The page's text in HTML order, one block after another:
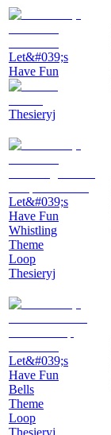
Let&#039;s
Have Fun
Thesieryj
Let&#039;s
Have Fun
Whistling
Theme
Loop
Thesieryj
Let&#039;s
Have Fun
Bells
Theme
Loop
Thesieryj